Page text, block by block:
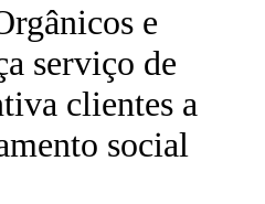
e
serviço de
clientes a
social